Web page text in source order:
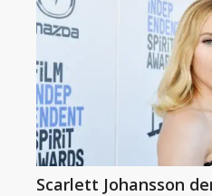
Scarlett Johansson